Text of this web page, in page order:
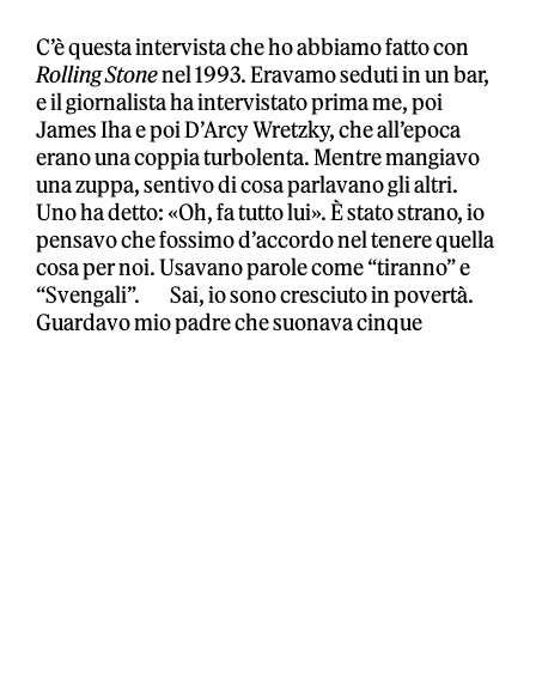
C’è questa intervista che ho abbiamo fatto con
Rolling Stonenel 1993. Eravamo seduti in un bar,
e il giornalista ha intervistato prima me, poi
James Iha e poi D’Arcy Wretzky, che all’epoca
erano una coppia turbolenta. Mentre mangiavo
una zuppa, sentivo di cosa parlavano gli altri.
Uno ha detto: «Oh, fa tutto lui». È stato strano, io
pensavo che fossimo d’accordo nel tenere quella
cosa per noi. Usavano parole come “tiranno” e
“Svengali”. Sai, io sono cresciuto in povertà.
Guardavo mio padre che suonava cinque